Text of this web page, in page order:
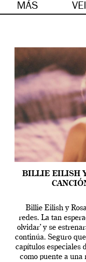
MÁS
BILLIE EILISH
Billie Eilish y
redes. La tan
olvidar’ y se
continúa. Seguro
capítulos especiales
como puente a una